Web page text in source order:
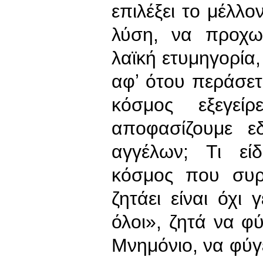
επιλέξει το
λύση, να
λαϊκή
αφʼ ότου
κόσμος
αποφασίζουμε
αγγέλων; Τι
κόσμος που
ζητάει είναι
όλοι», ζητά να
Μνημόνιο, να